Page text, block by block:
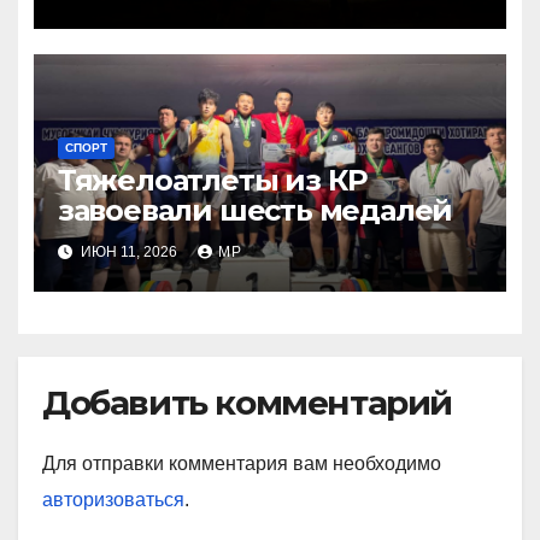
СПОРТ
Тяжелоатлеты из КР
завоевали шесть медалей
ИЮН 11, 2026 MP
Добавить комментарий
Для отправки комментария вам необходимо
авторизоваться.